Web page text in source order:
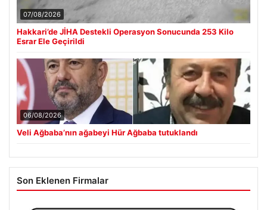
07/08/2026
Hakkari’de JİHA Destekli Operasyon Sonucunda 253 Kilo
Esrar Ele Geçirildi
06/08/2026
Veli Ağbaba’nın ağabeyi Hür Ağbaba tutuklandı
Son Eklenen Firmalar